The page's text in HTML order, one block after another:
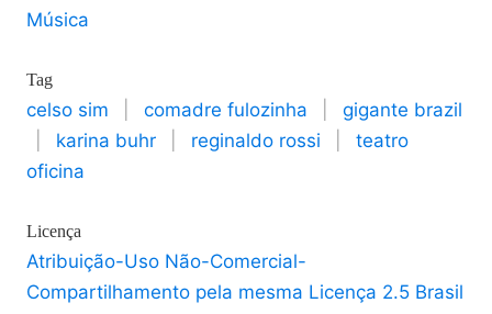
Música
Tag
celso sim comadre fulozinha
gigante brazil
karina buhr reginaldo rossi
teatro
oficina
Licença
Atribuição-Uso Não-Comercial-
Compartilhamento pela mesma Licença 2.5 Brasil